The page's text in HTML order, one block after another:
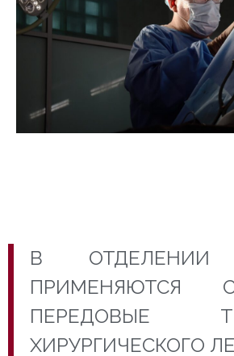
В ОТДЕЛЕНИИ
ПРИМЕНЯЮТСЯ
ПЕРЕДОВЫЕ
ХИРУРГИЧЕСКОГО